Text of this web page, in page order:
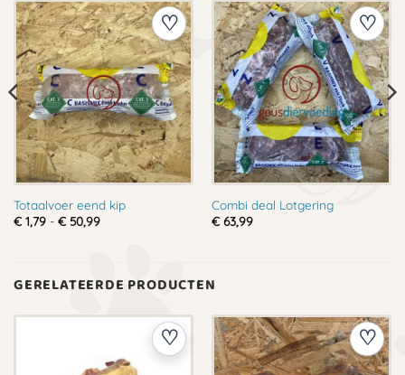
Totaalvoer eend kip
€1,79 - €50,99Prijsklasse:
Combi deal Lotgering
€63,99
GERELATEERDE PRODUCTEN